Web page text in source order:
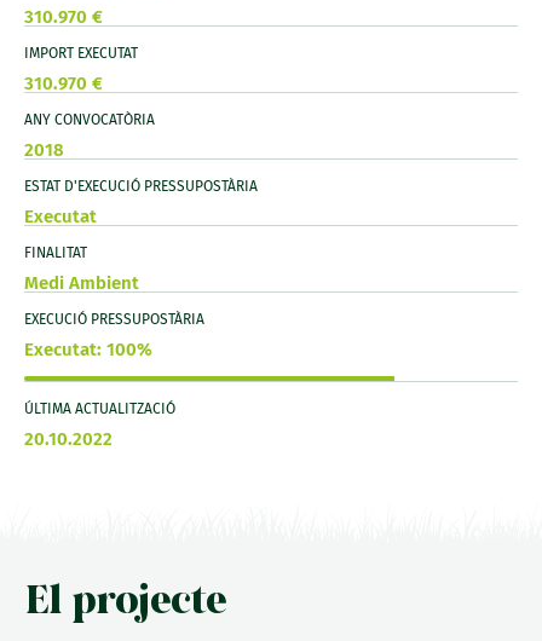
310.970 €
IMPORT EXECUTAT
310.970 €
ANY CONVOCATÒRIA
2018
ESTAT D'EXECUCIÓ PRESSUPOSTÀRIA
Executat
FINALITAT
Medi Ambient
EXECUCIÓ PRESSUPOSTÀRIA
Executat: 100%
ÚLTIMA ACTUALITZACIÓ
20.10.2022
El projecte